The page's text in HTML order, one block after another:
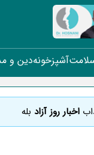
آشپزخونهدین و
اخبار روز آزاد بله